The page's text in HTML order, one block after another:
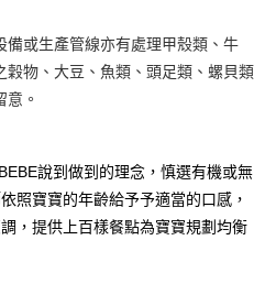
哥大用戶可立即使用無須另外申請。
訂單成立後會自動跳轉到大哥付的交易
的期數、繳款截止日，確認付款後即完
額請依後續交易確認頁面所載為準。
交易或遇審核未通過，訂單將自動取
後才付款」的支付方式。 讓您購物簡單
、不需儲值。
備或生產管線亦有處理甲殼類、牛
穀物、大豆、魚類、頭足類、螺貝類
。
說到做到的理念，慎選有機或無
照寶寶的年齡給予予適當的口感，
，提供上百樣餐點為寶寶規劃均衡